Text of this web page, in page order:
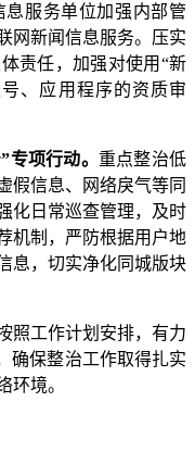
服务单位加强内部管
网新闻信息服务。压实
责任，加强对使用“新
、应用程序的资质审
专项行动。 重点整治低
假信息、网络戾气等同
化日常巡查管理，及时
机制，严防根据用户地
息，切实净化同城版块
照工作计划安排，有力
确保整治工作取得扎实
环境。